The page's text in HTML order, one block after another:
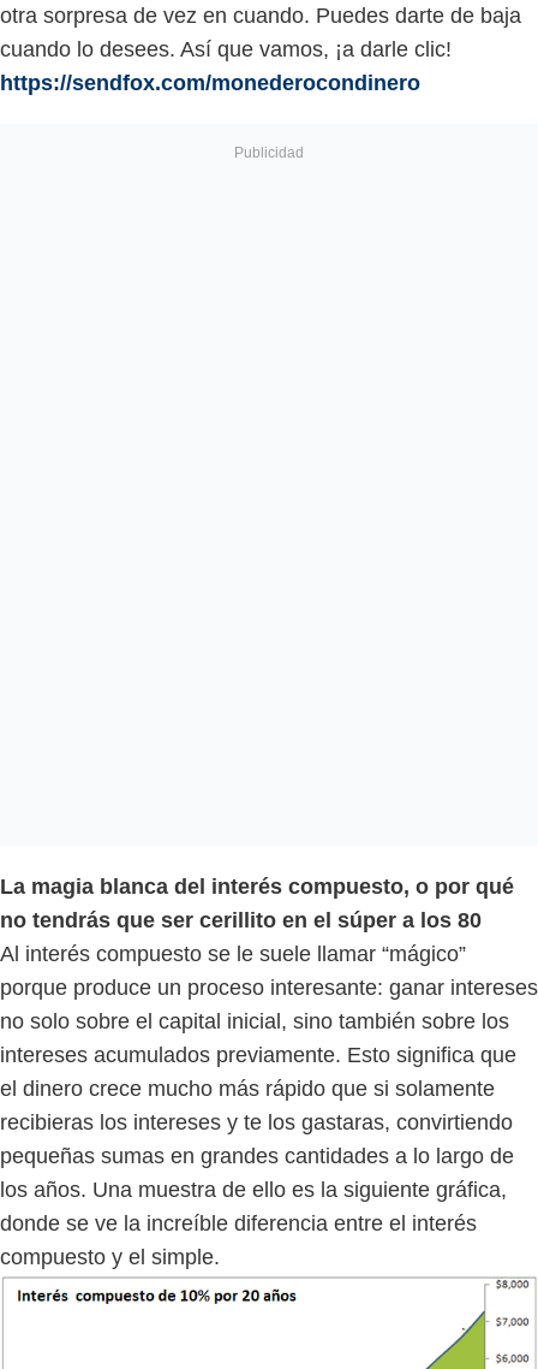
otra sorpresa de vez en cuando. Puedes darte de baja
cuando lo desees. Así que vamos, ¡a darle clic!
https://sendfox.com/monederocondinero
La magia blanca del interés compuesto, o por qué
no tendrás que ser cerillito en el súper a los 80
Al interés compuesto se le suele llamar “mágico”
porque produce un proceso interesante: ganar intereses
no solo sobre el capital inicial, sino también sobre los
intereses acumulados previamente. Esto significa que
el dinero crece mucho más rápido que si solamente
recibieras los intereses y te los gastaras, convirtiendo
pequeñas sumas en grandes cantidades a lo largo de
los años. Una muestra de ello es la siguiente gráfica,
donde se ve la increíble diferencia entre el interés
compuesto y el simple.